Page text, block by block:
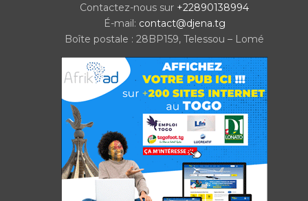
Contactez-nous sur +22890138994
É-mail: contact@djena.tg
Boîte postale : 28BP159, Telessou – Lomé